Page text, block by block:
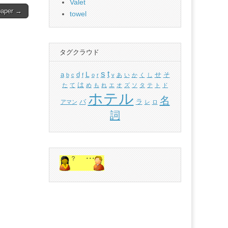
→
Valet
towel
タグクラウド
a b c d f L o r s t v あ い か く し せ そ
た て は め も れ エ オ ズ ソ タ テ ト ド
アマン バ ホテル ラ レ ロ 名
詞